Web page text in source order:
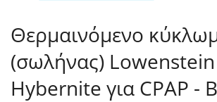
Θερμαινόμενο
(σωλήνας)
Hybernite για CPAP -